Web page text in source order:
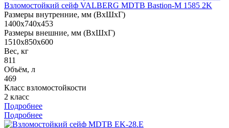
Взломостойкий сейф VALBERG MDTB Bastion-M 1585 2K
Размеры внутренние, мм (ВхШхГ)
1400x740x453
Размеры внешние, мм (ВхШхГ)
1510x850x600
Вес, кг
811
Объём, л
469
Класс взломостойкости
2 класс
Подробнее
Подробнее